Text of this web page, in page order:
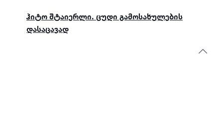
ჰიტო შტაიერლი. ცუდი გამოსახულების
დასაცავად